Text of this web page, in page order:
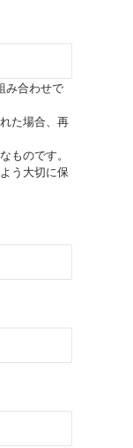
み合わせで
た場合、再
ものです。
う大切に保